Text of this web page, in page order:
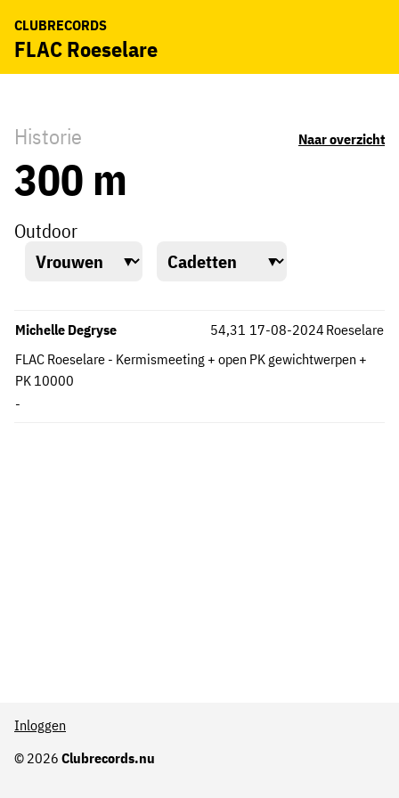
CLUBRECORDS
FLAC Roeselare
Historie Naar overzicht
300 m
Outdoor
Michelle Degryse
Roeselare
FLAC Roeselare - Kermismeeting + open PK gewichtwerpen +
PK 10000
54,31
-
17-08-2024
© 2026 Clubrecords.nu
Inloggen